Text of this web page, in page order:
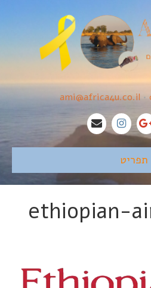
•
ami@africa4u.co.il
תפריט
ethiopian-